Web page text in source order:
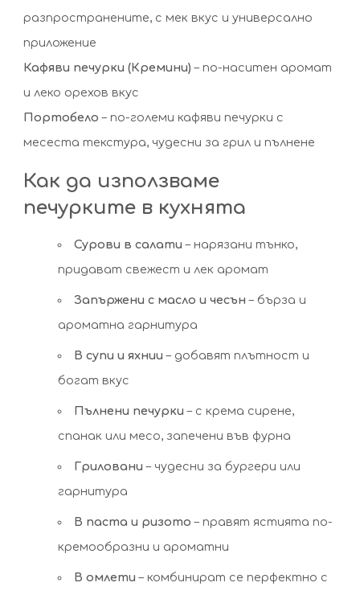
разпространените, с мек вкус и универсално
приложение
Кафяви печурки (Кремини) – по-наситен аромат
и леко орехов вкус
Портобело – по-големи кафяви печурки с
месеста текстура, чудесни за грил и пълнене
Как да използваме
печурките в кухнята
Сурови в салати – нарязани тънко,
придават свежест и лек аромат
Запържени с масло и чесън – бърза и
ароматна гарнитура
В супи и яхнии – добавят плътност и
богат вкус
Пълнени печурки – с крема сирене,
спанак или месо, запечени във фурна
Гриловани – чудесни за бургери или
гарнитура
В паста и ризото – правят ястията по-
кремообразни и ароматни
В омлети – комбинират се перфектно с